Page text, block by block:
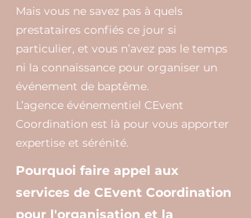
Mais vous ne savez pas à quels
prestataires confiés ce jour si
particulier, et vous n’avez pas le temps
ni la connaissance pour organiser un
événement de baptême.
L’agence événementiel CEvent
Coordination est là pour vous apporter
expertise et sérénité.
Pourquoi faire appel aux
services de CEvent Coordination
pour l'organisation et la